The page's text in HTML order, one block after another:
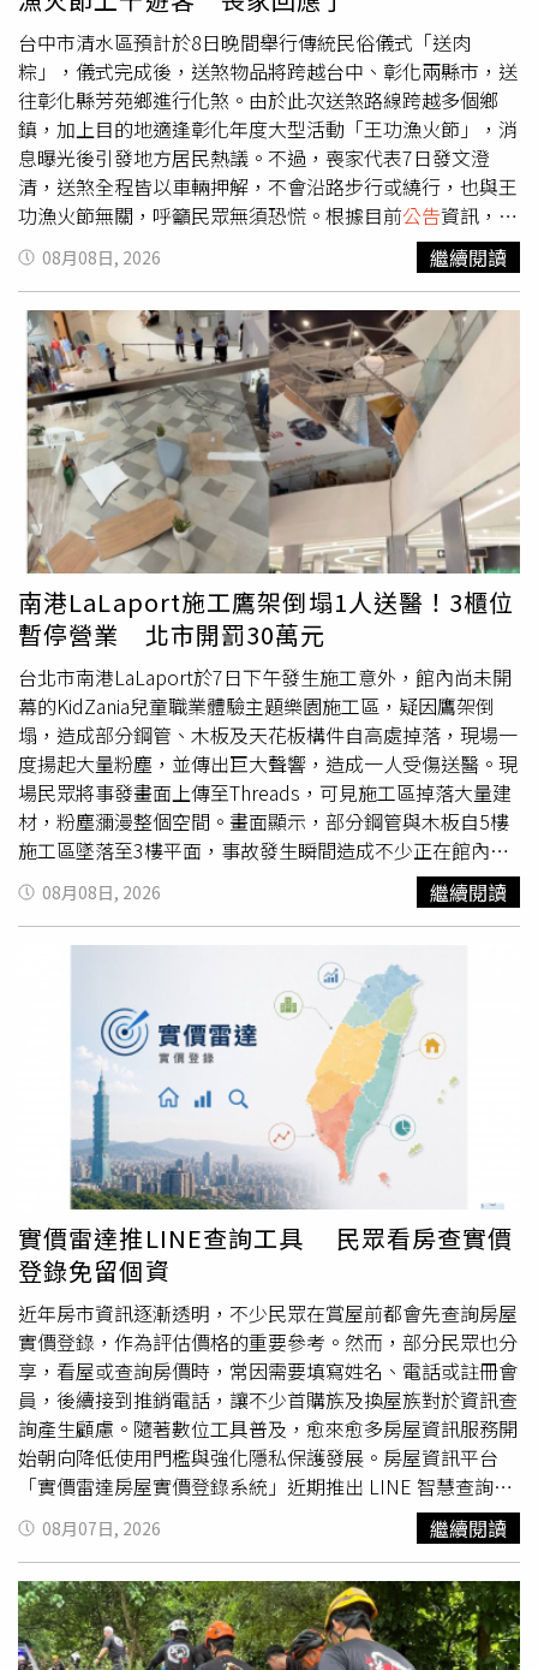
言討論，有人表示「這麼直接喔，真赤裸」、「怎麼有這麼
尷尬的說明」、「不曖昧了，直接攤牌」、「超好笑」、
「票房讓人受盡委屈」、「記得上次是註明孫燕姿演唱會大
賣」、「這算是幫楊丞琳開法說會嗎」。寬魚公布7月營
收。（圖／翻攝公開資訊觀測站）
台中市清水區預計於8日晚間舉行傳統民俗儀式「送肉
粽」，儀式完成後，送煞物品將跨越台中、彰化兩縣市，送
往彰化縣芳苑鄉進行化煞。由於此次送煞路線跨越多個鄉
鎮，加上目的地適逢彰化年度大型活動「王功漁火節」，消
息曝光後引發地方居民熱議。不過，喪家代表7日發文澄
清，送煞全程皆以車輛押解，不會沿路步行或繞行，也與王
功漁火節無關，呼籲民眾無須恐慌。根據目前公告資訊，送
肉粽儀式預計於8日晚間9時至11時舉行，開壇地點位於台
中市清水區鰲峰山鰲海路周邊，由法師主持祈福除煞科儀，
儀式完成後，再將送煞物品裝車押送至彰化縣芳苑火葬場金
爐焚化，完成整場送煞儀式。據喪家與承辦人員公布的路線
資訊，送煞隊伍將自清水鰲峰山出發，預計沿著海線主要幹
道台17線或台61線一路南下，途中行經彰化縣伸港、線
西、鹿港及福興等4個沿海鄉鎮，最後抵達芳苑。送煞消息
曝光後，彰化地方居民與民俗專家紛紛發出提醒，呼籲沿線
4個鄉鎮居民於晚間9時至11時盡量避開相關路段，避免無
意間與送煞車隊相遇而「衝煞」，相關話題也在地方社群引
發討論。此外，送煞時間恰巧與彰化年度大型活動「王功漁
火節」重疊，也引起外界關注。今年王功漁火節將於芳苑鄉
王功漁港舉辦，規劃海洋音樂會、海上煙火秀、福海宮祈福
及千人烤蚵等系列活動，晚間8時起進入主要節目時段，邀
請玖壹壹、美秀集團等藝人及樂團演出，預料將吸引大量遊
客前往。由於送肉粽儀式預計於晚間9時至11時進行，正值
活動高潮及散場前後，因此有民眾擔心送煞車隊若行經芳苑
沿海，可能與活動人潮及車流交會，造成心理壓力。對此，
喪家代表7日發文澄清，儀式時間為8日晚間9時至11時，法
會地點僅在清水鰲峰山鰲海路周邊，全程以車輛運送送煞物
品，不會在道路上步行，僅請行經該路段的民眾稍微繞道通
行。若因此造成不便，代表家屬向清水區居民表達歉意，一
切只希望儀式能平安、圓滿完成。喪家代表也強調，祈福除
煞法會與王功漁火節並無任何關聯，送煞物品將直接由車輛
押解至芳苑火葬場金爐焚化，不會沿路停留或繞行，呼籲民
08月08日, 2026 繼續閱讀
南港LaLaport施工鷹架倒塌1人送醫！3櫃位
暫停營業 北市開罰30萬元
台北市南港LaLaport於7日下午發生施工意外，館內尚未開
幕的KidZania兒童職業體驗主題樂園施工區，疑因鷹架倒
塌，造成部分鋼管、木板及天花板構件自高處掉落，現場一
度揚起大量粉塵，並傳出巨大聲響，造成一人受傷送醫。現
場民眾將事發畫面上傳至Threads，可見施工區掉落大量建
材，粉塵瀰漫整個空間。畫面顯示，部分鋼管與木板自5樓
施工區墜落至3樓平面，事故發生瞬間造成不少正在館內活
動的民眾受到驚嚇。至於事故發生原因，相關單位仍持續調
查釐清。台北市消防局表示，下午1時52分接獲通報後派員
到場處理，現場一名約65歲女性民眾頭部後腦出現腫脹情
形，送醫時意識清楚，隨後由救護車送往內湖國泰醫院接受
治療。對於此次事故，三井集團表示，發生倒塌的是尚未正
式開幕的KidZania施工圍籬區域，事發當時一名婦人正好位
於現場附近，雖然沒有明顯外傷，公司仍立即安排專人陪同
就醫，後續也將持續關心其身體狀況。至於事故原因及實際
損失情形，目前仍待進一步確認。事故發生後，台北市建管
處前往了解，認定施工現場發生工安事故，已依法裁罰30萬
元，並要求施工單位盡速完成改善措施，同時妥善處理後續
賠償相關事宜，以確保公共安全。此外，LaLaport晚間也透
過官方Facebook發布營業公告 ，表示因館內整修作業影
響，位於3樓的SST&C、POU DOU DOU及a la sha將暫停營
業。館方指出，本週末除上述櫃位外，其餘樓層、店家及館
內活動均維持正常營運，民眾仍可依原定安排前往消費。
08月08日, 2026 繼續閱讀
實價雷達推LINE查詢工具 民眾看房查實價
登錄免留個資
近年房市資訊逐漸透明，不少民眾在賞屋前都會先查詢房屋
實價登錄，作為評估價格的重要參考。然而，部分民眾也分
享，看屋或查詢房價時，常因需要填寫姓名、電話或註冊會
員，後續接到推銷電話，讓不少首購族及換屋族對於資訊查
詢產生顧慮。隨著數位工具普及，愈來愈多房屋資訊服務開
始朝向降低使用門檻與強化隱私保護發展。房屋資訊平台
「實價雷達房屋實價登錄系統」近期推出 LINE 智慧查詢服
務，使用者加入官方 LINE 後，無須另外下載 App，也不需
註冊會員或填寫手機號碼，即可透過定位或輸入地址查詢周
邊房屋實價登錄資訊，希望讓民眾在看屋過程中，能以較低
負擔的方式取得公開資訊。根據平台說明，民眾外出看屋
時，只要透過 LINE 官方帳號傳送目前位置或輸入地址，系
統便會依據政府公開的實價登錄資料，提供附近成交資訊與
08月07日, 2026 繼續閱讀